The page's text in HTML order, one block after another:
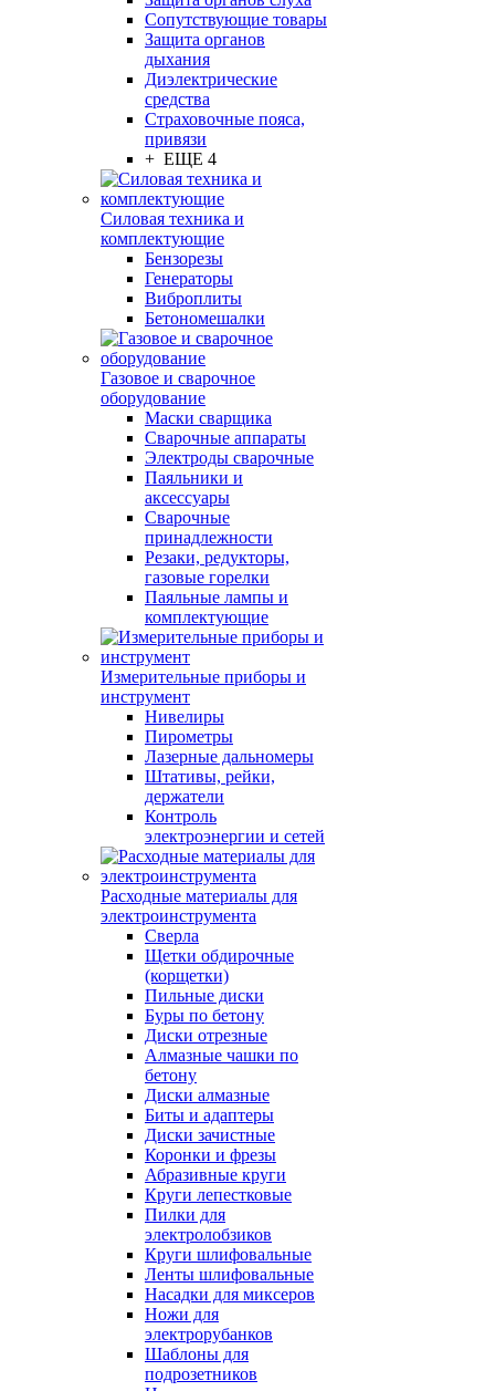
Сопутствующие товары
Защита органов
дыхания
Диэлектрические
средства
Страховочные пояса,
привязи
+ ЕЩЕ 4
Силовая техника и
комплектующие
Бензорезы
Генераторы
Виброплиты
Бетономешалки
Газовое и сварочное
оборудование
Маски сварщика
Сварочные аппараты
Электроды сварочные
Паяльники и
аксессуары
Сварочные
принадлежности
Резаки, редукторы,
газовые горелки
Паяльные лампы и
комплектующие
Измерительные приборы и
инструмент
Нивелиры
Пирометры
Лазерные дальномеры
Штативы, рейки,
держатели
Контроль
электроэнергии и сетей
Расходные материалы для
электроинструмента
Сверла
Щетки обдирочные
(корщетки)
Пильные диски
Буры по бетону
Диски отрезные
Алмазные чашки по
бетону
Диски алмазные
Биты и адаптеры
Диски зачистные
Коронки и фрезы
Абразивные круги
Круги лепестковые
Пилки для
электролобзиков
Круги шлифовальные
Ленты шлифовальные
Насадки для миксеров
Ножи для
электрорубанков
Шаблоны для
подрозетников